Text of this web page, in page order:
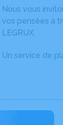
Nous vous
vos pensées à
LEGRUX.
Un service de